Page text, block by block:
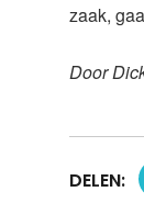
zaak,
Door
DELEN: